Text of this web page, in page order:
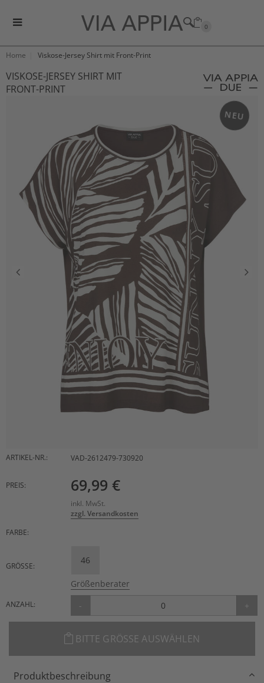
0
Home Viskose-Jersey Shirt mit Front-Print
VISKOSE-JERSEY SHIRT MIT
FRONT-PRINT
NEU
ARTIKEL-NR.: VAD-2612479-730920
PREIS: 69,99 €
inkl. MwSt.
zzgl. Versandkosten
FARBE:
GRÖSSE:
46
Größenberater
ANZAHL: - +
BITTE GRÖSSE AUSWÄHLEN
Produktbeschreibung